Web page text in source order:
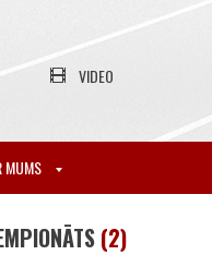
VIDEO
MUMS
(2)